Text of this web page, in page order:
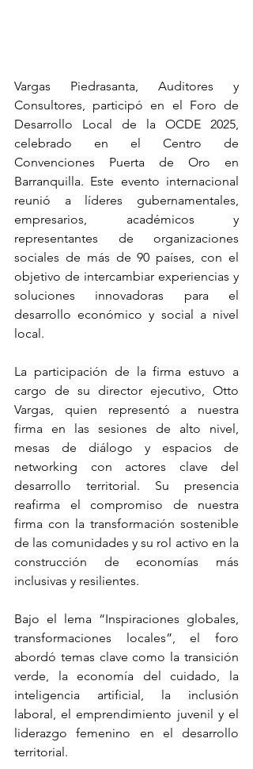
Vargas Piedrasanta, Auditores y
Consultores, participó en el Foro de
Desarrollo Local de la OCDE 2025,
celebrado en el Centro de
Convenciones Puerta de Oro en
Barranquilla. Este evento internacional
reunió a líderes gubernamentales,
empresarios, académicos y
representantes de organizaciones
sociales de más de 90 países, con el
objetivo de intercambiar experiencias y
soluciones innovadoras para el
desarrollo económico y social a nivel
local.
La participación de la firma estuvo a
cargo de su director ejecutivo, Otto
Vargas, quien representó a nuestra
firma en las sesiones de alto nivel,
mesas de diálogo y espacios de
networking con actores clave del
desarrollo territorial. Su presencia
reafirma el compromiso de nuestra
firma con la transformación sostenible
de las comunidades y su rol activo en la
construcción de economías más
inclusivas y resilientes.
Bajo el lema “Inspiraciones globales,
transformaciones locales”, el foro
abordó temas clave como la transición
verde, la economía del cuidado, la
inteligencia artificial, la inclusión
laboral, el emprendimiento juvenil y el
liderazgo femenino en el desarrollo
territorial.